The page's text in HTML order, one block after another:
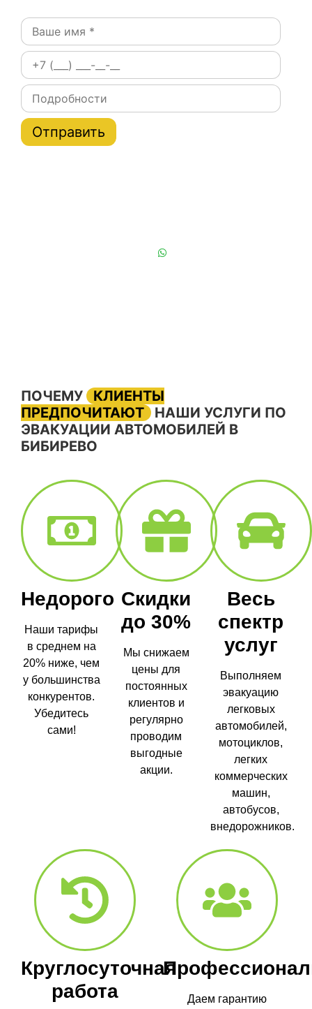
ПОЧЕМУ
КЛИЕНТЫ
ПРЕДПОЧИТАЮТ
НАШИ УСЛУГИ ПО
ЭВАКУАЦИИ АВТОМОБИЛЕЙ В
БИБИРЕВО
Недорого
Наши тарифы
в среднем на
20% ниже, чем
у большинства
конкурентов.
Убедитесь
сами!
Скидки
до 30%
Мы снижаем
цены для
постоянных
клиентов и
регулярно
проводим
выгодные
акции.
Весь
спектр
услуг
Выполняем
эвакуацию
легковых
автомобилей,
мотоциклов,
легких
коммерческих
машин,
автобусов,
внедорожников.
Круглосуточная
работа
Даем гарантию